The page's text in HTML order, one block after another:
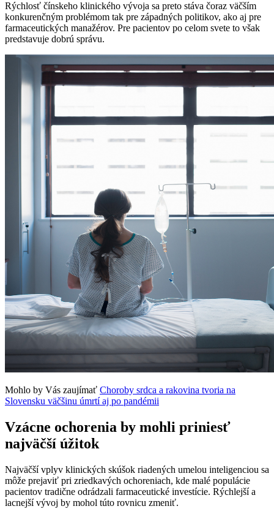
Rýchlosť čínskeho klinického vývoja sa preto stáva čoraz väčším
konkurenčným problémom tak pre západných politikov, ako aj pre
farmaceutických manažérov. Pre pacientov po celom svete to však
predstavuje dobrú správu.
Mohlo by Vás zaujímať Choroby srdca a rakovina tvoria na
Slovensku väčšinu úmrtí aj po pandémii
Vzácne ochorenia by mohli priniesť
najväčší úžitok
Najväčší vplyv klinických skúšok riadených umelou inteligenciou sa
môže prejaviť pri zriedkavých ochoreniach, kde malé populácie
pacientov tradične odrádzali farmaceutické investície. Rýchlejší a
lacnejší vývoj by mohol túto rovnicu zmeniť.